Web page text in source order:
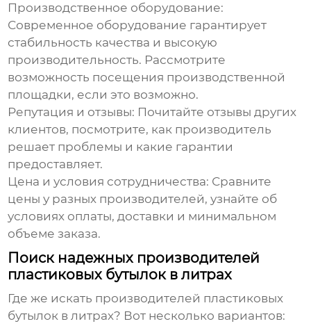
Производственное оборудование:
Современное оборудование гарантирует
стабильность качества и высокую
производительность. Рассмотрите
возможность посещения производственной
площадки, если это возможно.
Репутация и отзывы: Почитайте отзывы других
клиентов, посмотрите, как производитель
решает проблемы и какие гарантии
предоставляет.
Цена и условия сотрудничества: Сравните
цены у разных производителей, узнайте об
условиях оплаты, доставки и минимальном
объеме заказа.
Поиск надежных производителей
пластиковых бутылок в литрах
Где же искать производителей пластиковых
бутылок в литрах? Вот несколько вариантов: